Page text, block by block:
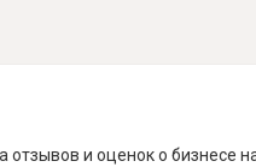
отзывов и оценок о бизнесе